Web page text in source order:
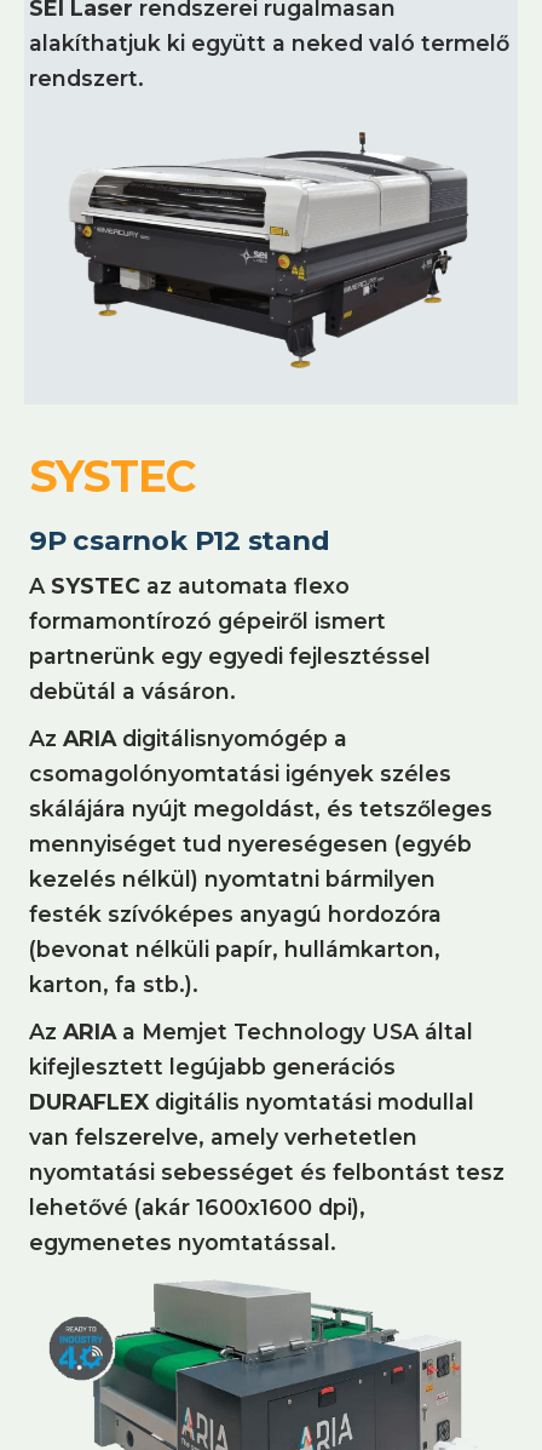
SEI Laser rendszerei rugalmasan
alakíthatjuk ki együtt a neked való termelő
rendszert.
SYSTEC
9P csarnok P12 stand
A SYSTEC az automata flexo
formamontírozó gépeiről ismert
partnerünk egy egyedi fejlesztéssel
debütál a vásáron.
Az ARIA digitálisnyomógép a
csomagolónyomtatási igények széles
skálájára nyújt megoldást, és tetszőleges
mennyiséget tud nyereségesen (egyéb
kezelés nélkül) nyomtatni bármilyen
festék szívóképes anyagú hordozóra
(bevonat nélküli papír, hullámkarton,
karton, fa stb.).
Az ARIA a Memjet Technology USA által
kifejlesztett legújabb generációs
DURAFLEX digitális nyomtatási modullal
van felszerelve, amely verhetetlen
nyomtatási sebességet és felbontást tesz
lehetővé (akár 1600x1600 dpi),
egymenetes nyomtatással.